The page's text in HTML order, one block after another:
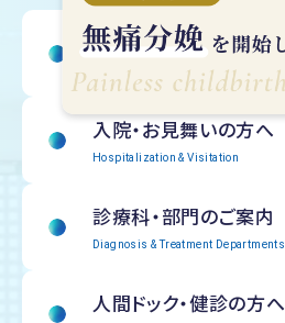
受診される方へ
Outpatient Information
入院・お見舞いの方へ
Hospitalization & Visitation
診療科・部門のご案内
Diagnosis & Treatment Departments
人間ドック・健診の方へ